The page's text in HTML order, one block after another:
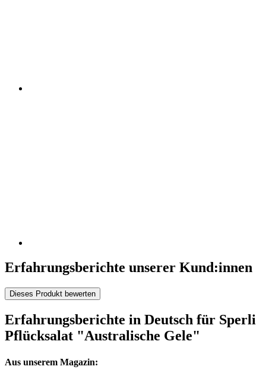
Erfahrungsberichte unserer Kund:innen
Dieses Produkt bewerten
Erfahrungsberichte in Deutsch für Sperli
Pflücksalat "Australische Gele"
Aus unserem Magazin: